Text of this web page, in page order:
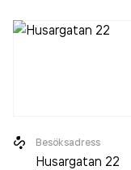
698 000,00 kr
Besöksadress
Husargatan 22